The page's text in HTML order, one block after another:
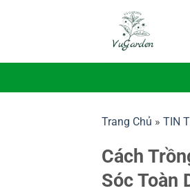
dung
Trang Chủ » TIN
Cách
Sóc Toàn